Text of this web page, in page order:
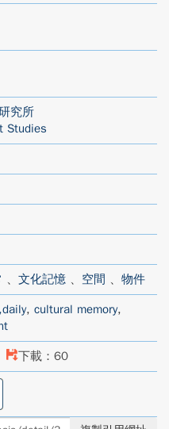
究所
Studies
、 文化記憶 、 空間 、 物件
, cultural memory,
下載：60